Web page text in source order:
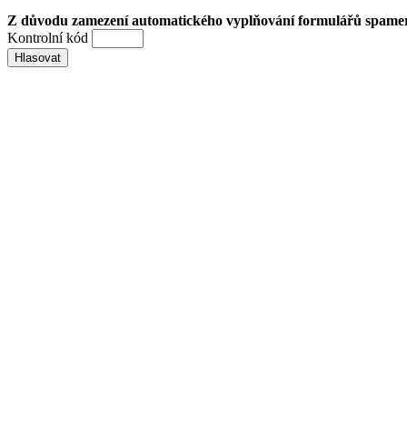
Z důvodu zamezení automatického vyplňování formulářů
Kontrolní kód